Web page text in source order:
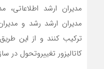
مدیران ارشد اطلاعاتی،
مدیران ارشد رشد و
ترکیب کنند و از این
کاتالیزور تغییروتحول در